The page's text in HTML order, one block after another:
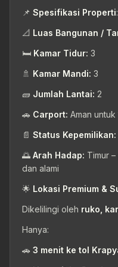
📌 Spesifikasi Properti:
📐 Luas Bangunan /
🛏️ Kamar Tidur: 3
🚿 Kamar Mandi: 3
🧱 Jumlah Lantai: 2
🚗 Carport: Aman untuk
📄 Status Kepemilikan:
🌅 Arah Hadap: Timur
dan alami
🌟 Lokasi Premium &
Dikelilingi oleh ruko,
Hanya:
🚗 3 menit ke tol